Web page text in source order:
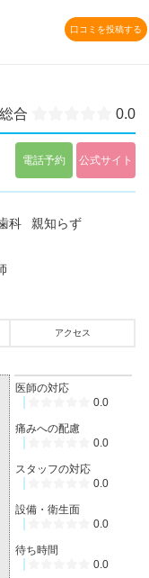
口コミを投稿する
総合 0.0
電話予約 公式サイト
科
親知らず
アクセス
医師の対応
0.0
痛みへの配慮
0.0
スタッフの対応
0.0
設備・衛生面
0.0
待ち時間
0.0